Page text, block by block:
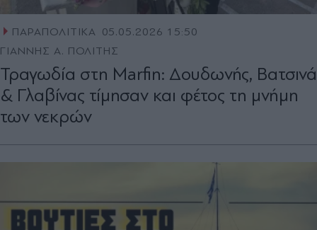
ΠΑΡΑΠΟΛΙΤΙΚΑ 05.05.2026 15:50
ΓΙΑΝΝΗΣ Α. ΠΟΛΙΤΗΣ
Τραγωδία στη Marfin: Δουδωνής, Βατσινά
& Γλαβίνας τίμησαν και φέτος τη μνήμη
των νεκρών